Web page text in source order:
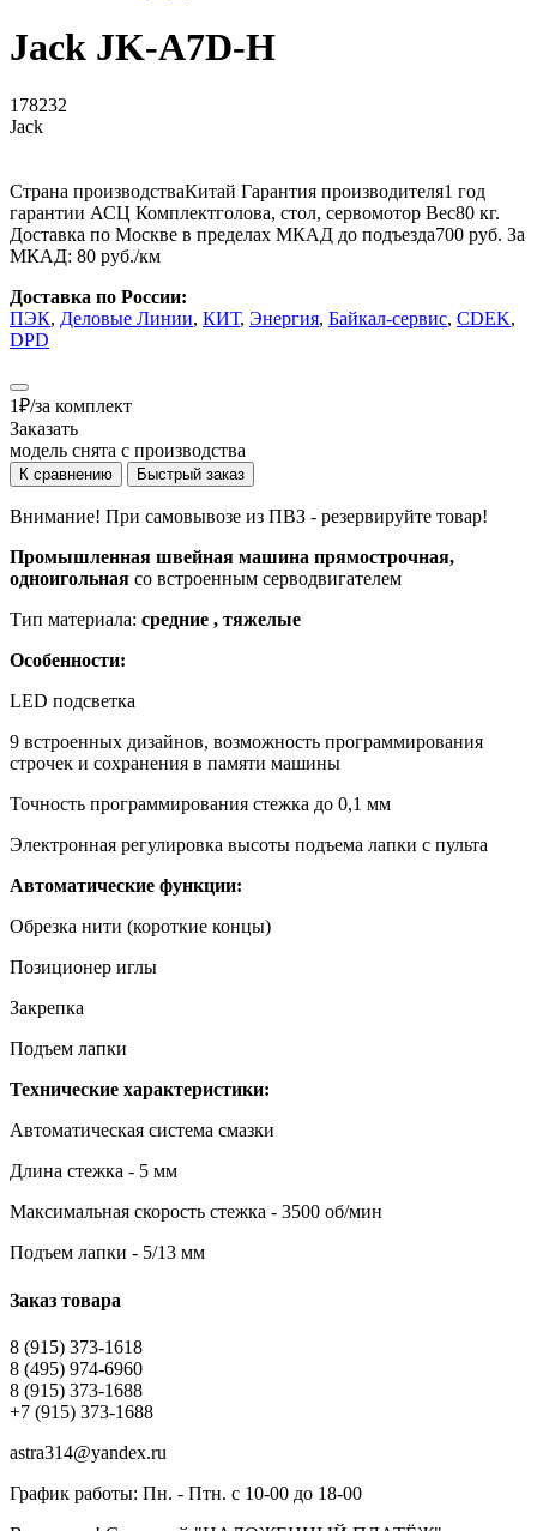
Jack JK-A7D-H
178232
Jack
Страна производстваКитай Гарантия производителя1 год
гарантии АСЦ Комплектголова, стол, сервомотор Вес80 кг.
Доставка по Москве в пределах МКАД до подъезда700 руб. За
МКАД: 80 руб./км
Доставка по России:
ПЭК, Деловые Линии, КИТ, Энергия, Байкал-сервис, CDEK,
DPD
1₽/за комплект
Заказать
модель снята с производства
К сравнению Быстрый заказ
Внимание! При самовывозе из ПВЗ - резервируйте товар!
Промышленная швейная машина прямострочная,
одноигольная со встроенным серводвигателем
Тип материала: средние , тяжелые
Особенности:
LED подсветка
9 встроенных дизайнов, возможность программирования
строчек и сохранения в памяти машины
Точность программирования стежка до 0,1 мм
Электронная регулировка высоты подъема лапки с пульта
Автоматические функции:
Обрезка нити (короткие концы)
Позиционер иглы
Закрепка
Подъем лапки
Технические характеристики:
Автоматическая система смазки
Длина стежка - 5 мм
Максимальная скорость стежка - 3500 об/мин
Подъем лапки - 5/13 мм
Заказ товара
8 (915) 373-1618
8 (495) 974-6960
8 (915) 373-1688
+7 (915) 373-1688
astra314@yandex.ru
График работы: Пн. - Птн. с 10-00 до 18-00